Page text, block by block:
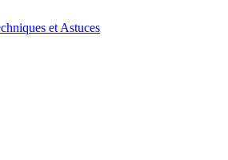
et Astuces